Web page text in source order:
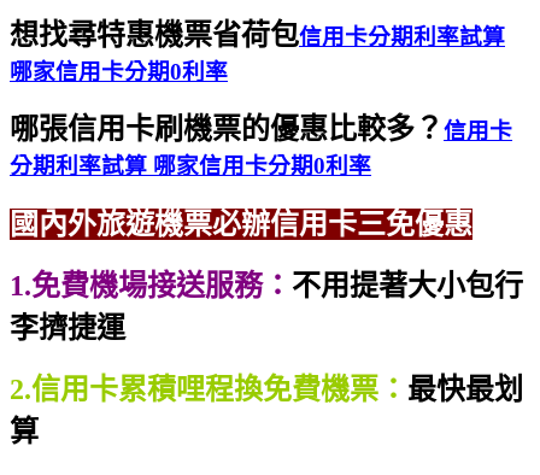
想找尋特惠機票省荷包信用卡分期利率試算
哪家信用卡分期0利率
哪張信用卡刷機票的優惠比較多？ 信用卡
分期利率試算 哪家信用卡分期0利率
國內外旅遊機票必辦信用卡三免優惠
1.免費機場接送服務： 不用提著大小包行
李擠捷運
2.信用卡累積哩程換免費機票： 最快最划
算